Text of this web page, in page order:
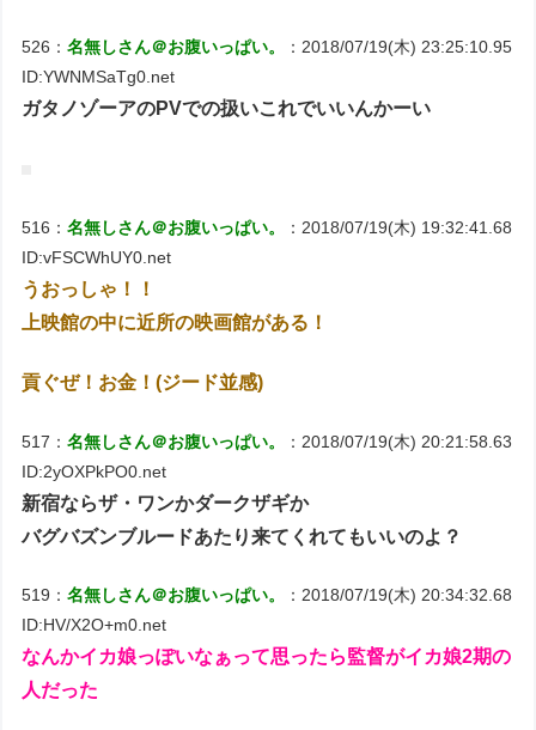
526：名無しさん＠お腹いっぱい。
：2018/07/19(木) 23:25:10.95
ID:YWNMSaTg0.net
ガタノゾーアのPVでの扱いこれでいいんかーい
516：名無しさん＠お腹いっぱい。
：2018/07/19(木) 19:32:41.68
ID:vFSCWhUY0.net
うおっしゃ！！
上映館の中に近所の映画館がある！
貢ぐぜ！お金！(ジード並感)
517：名無しさん＠お腹いっぱい。
：2018/07/19(木) 20:21:58.63
ID:2yOXPkPO0.net
新宿ならザ・ワンかダークザギか
バグバズンブルードあたり来てくれてもいいのよ？
519：名無しさん＠お腹いっぱい。
：2018/07/19(木) 20:34:32.68
ID:HV/X2O+m0.net
なんかイカ娘っぽいなぁって思ったら監督がイカ娘2期の
人だった